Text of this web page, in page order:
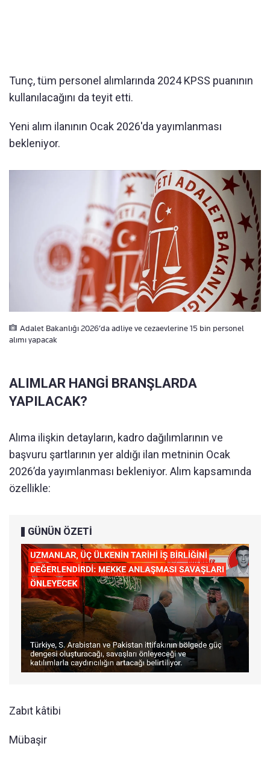
Tunç, tüm personel alımlarında 2024 KPSS puanının
kullanılacağını da teyit etti.
Yeni alım ilanının Ocak 2026'da yayımlanması
bekleniyor.
Adalet Bakanlığı 2026’da adliye ve cezaevlerine 15 bin personel
alımı yapacak
ALIMLAR HANGİ BRANŞLARDA
YAPILACAK?
Alıma ilişkin detayların, kadro dağılımlarının ve
başvuru şartlarının yer aldığı ilan metninin Ocak
2026’da yayımlanması bekleniyor. Alım kapsamında
özellikle:
GÜNÜN ÖZETİ
Zabıt kâtibi
Mübaşir